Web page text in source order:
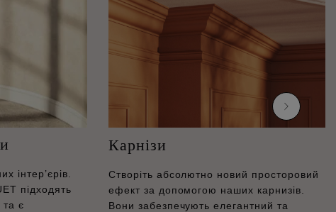
інтер’єрів.
підходять
та є
Карнізи
Створіть абсолютно новий просторовий
ефект за допомогою наших карнизів.
Вони забезпечують елегантний та